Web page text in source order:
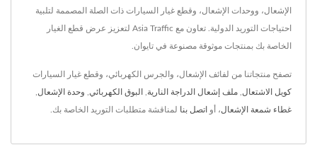
الإشعال، ووحدات الإشعال، وقطع غيار السيارات ذات الصلة المصممة لتلبية
احتياجات التوريد الدولية. تعاون مع Asia Traffic لتعزيز عرض قطع الغيار
الخاصة بك بمنتجات موثوقة مصنوعة في تايوان.
تصفح منتجاتنا من لفائف الإشعال، والجرس الكهربائي، وقطع غيار السيارات
كويل الاشتعال ملف إشعال الدراجة النارية البوق الكهربائي وحدة الإشعال
غطاء شمعة الإشعال، أو اتصل بنا لمناقشة متطلبات التوريد الخاصة بك.